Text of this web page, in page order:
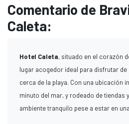
Comentario de
Caleta:
Hotel Caleta, situado en el corazón
lugar acogedor ideal para disfrutar
cerca de la playa. Con una ubicación
minuto del mar, y rodeado de tiendas
ambiente tranquilo pese a estar en